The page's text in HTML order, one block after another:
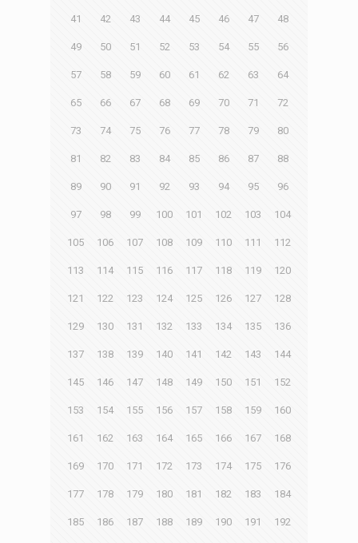
41 42 43 44 45 46 47 48
49 50 51 52 53 54 55 56
57 58 59 60 61 62 63 64
65 66 67 68 69 70 71 72
73 74 75 76 77 78 79 80
81 82 83 84 85 86 87 88
89 90 91 92 93 94 95 96
97 98 99 100 101 102 103 104
105 106 107 108 109 110 111 112
113 114 115 116 117 118 119 120
121 122 123 124 125 126 127 128
129 130 131 132 133 134 135 136
137 138 139 140 141 142 143 144
145 146 147 148 149 150 151 152
153 154 155 156 157 158 159 160
161 162 163 164 165 166 167 168
169 170 171 172 173 174 175 176
177 178 179 180 181 182 183 184
185 186 187 188 189 190 191 192